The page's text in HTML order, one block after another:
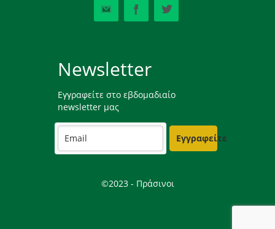
Newsletter
Εγγραφείτε στο εβδομαδιαίο
newsletter μας
Εγγραφείτε
©2023 - Πράσινοι